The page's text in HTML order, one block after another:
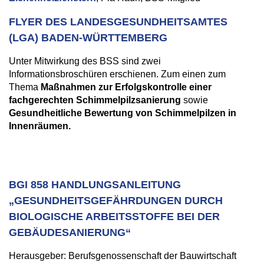
FLYER DES LANDESGESUNDHEITSAMTES
(LGA) BADEN-WÜRTTEMBERG
Unter Mitwirkung des BSS sind zwei
Informationsbroschüren erschienen. Zum einen zum
Thema Maßnahmen zur Erfolgskontrolle einer
fachgerechten Schimmelpilzsanierung sowie
Gesundheitliche Bewertung von Schimmelpilzen in
Innenräumen.
BGI 858 HANDLUNGSANLEITUNG
„GESUNDHEITSGEFÄHRDUNGEN DURCH
BIOLOGISCHE ARBEITSSTOFFE BEI DER
GEBÄUDESANIERUNG“
Herausgeber: Berufsgenossenschaft der Bauwirtschaft